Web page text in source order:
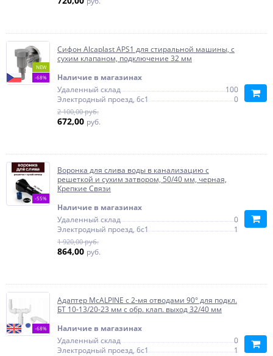
NEW
-68%
Сифон Alcaplast APS1 для стиральной машины, с
сухим клапаном, подключение 32 мм
Наличие в магазинах
Удаленный склад
100
Электродный проезд, 6с1
0
2 100,00 руб.
672,00 руб.
-55%
Воронка для слива воды в канализацию с
решеткой и сухим затвором, 50/40 мм, черная,
Крепкие Связи
Наличие в магазинах
Удаленный склад
0
Электродный проезд, 6с1
1
1 920,00 руб.
864,00 руб.
-68%
Адаптер McALPINE с 2-мя отводами 90° для подкл.
БТ 10-13/20-23 мм с обр. клап. выход 32/40 мм
Наличие в магазинах
Удаленный склад
0
Электродный проезд, 6с1
1